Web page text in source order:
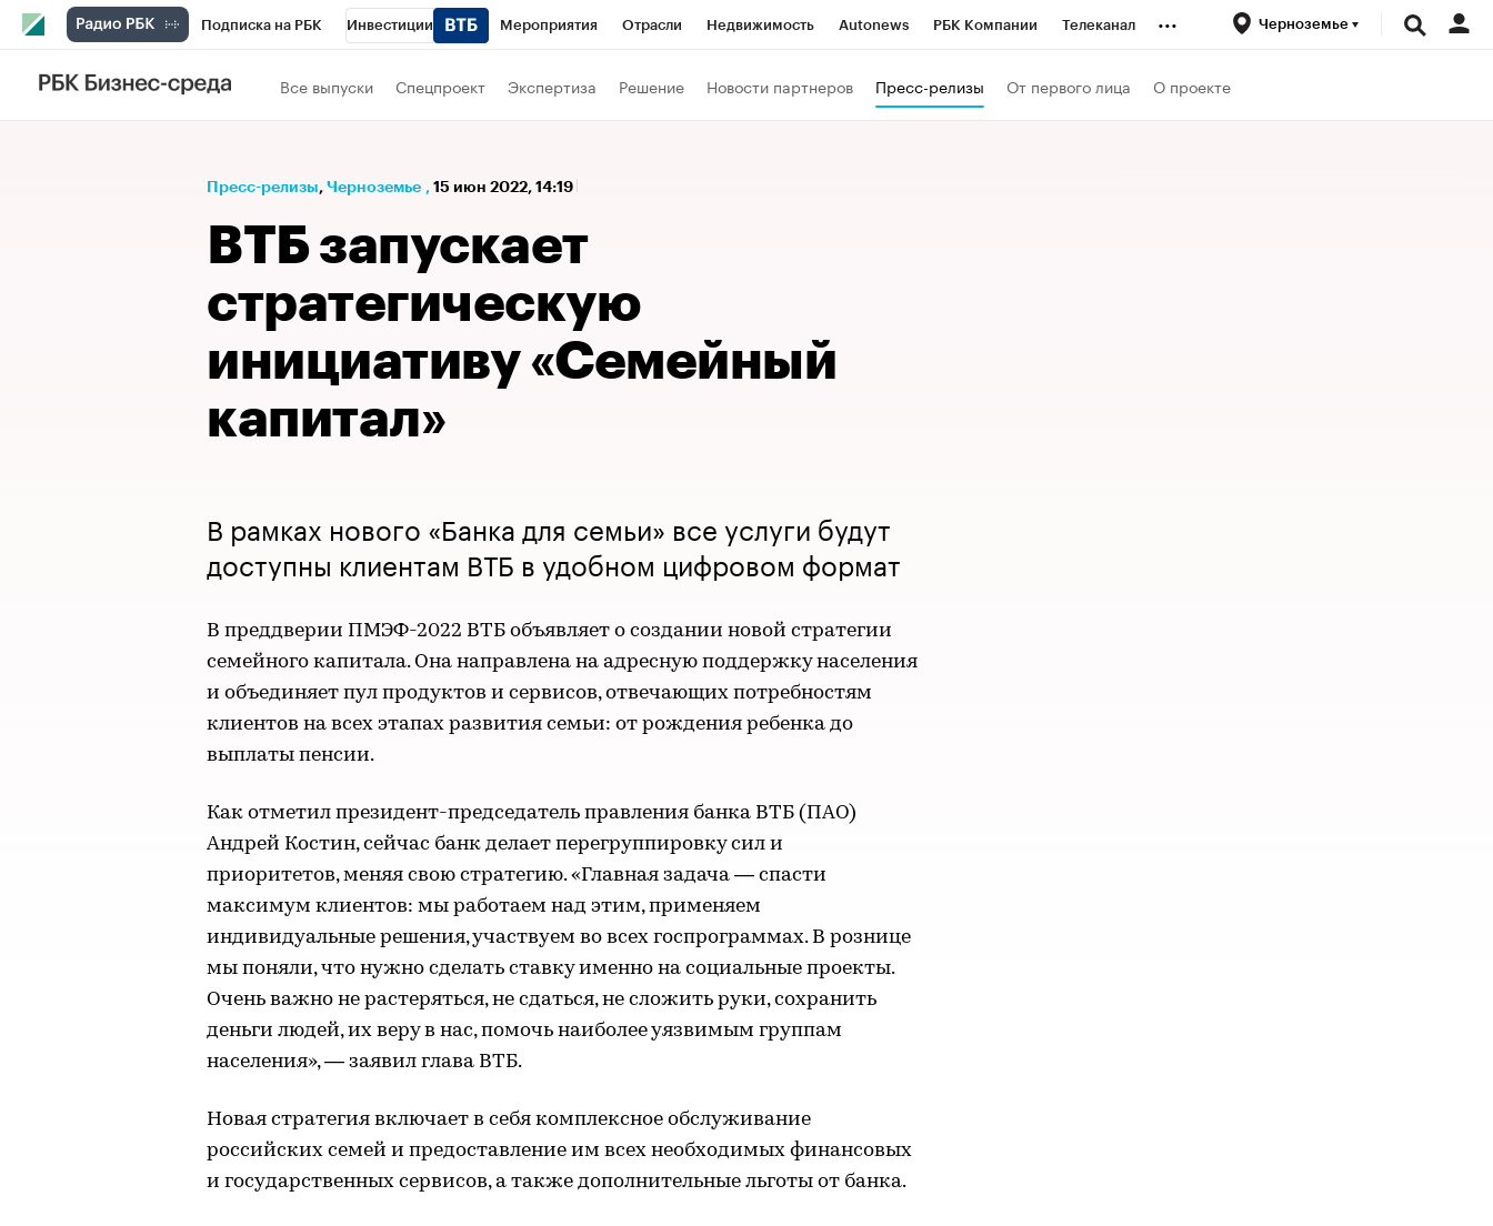
Подписка на РБК Инвестиции Мероприятия Отрасли Недвижимость Autonews РБК Компании Телеканал
РБК Вино
Проверка контрагентов
... Черноземье
Все выпуски Спецпроект Экспертиза Решение Новости партнеров Пресс-релизы От первого лица О проекте
Пресс-релизы⁠, Черноземье , 15 июн 2022, 14:19
ВТБ запускает
стратегическую
инициативу «Семейный
капитал»
В рамках нового «Банка для семьи» все услуги будут
доступны клиентам ВТБ в удобном цифровом формат
В преддверии ПМЭФ-2022 ВТБ объявляет о создании новой стратегии
семейного капитала. Она направлена на адресную поддержку населения
и объединяет пул продуктов и сервисов, отвечающих потребностям
клиентов на всех этапах развития семьи: от рождения ребенка до
выплаты пенсии.
Как отметил президент-председатель правления банка ВТБ (ПАО)
Андрей Костин, сейчас банк делает перегруппировку сил и
приоритетов, меняя свою стратегию. «Главная задача — спасти
максимум клиентов: мы работаем над этим, применяем
индивидуальные решения, участвуем во всех госпрограммах. В рознице
мы поняли, что нужно сделать ставку именно на социальные проекты.
Очень важно не растеряться, не сдаться, не сложить руки, сохранить
деньги людей, их веру в нас, помочь наиболее уязвимым группам
населения», — заявил глава ВТБ.
Новая стратегия включает в себя комплексное обслуживание
российских семей и предоставление им всех необходимых финансовых
и государственных сервисов, а также дополнительные льготы от банка.